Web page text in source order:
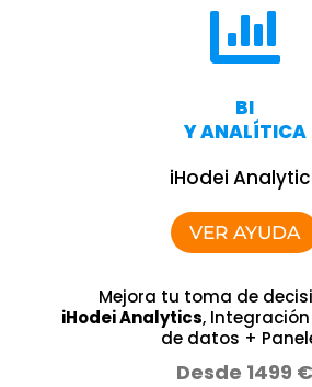

BI
Y ANALÍTICA
iHodei
VER AYUDA
Mejora tu toma de
iHodei Analytics,
de datos +
Desde 1499 €